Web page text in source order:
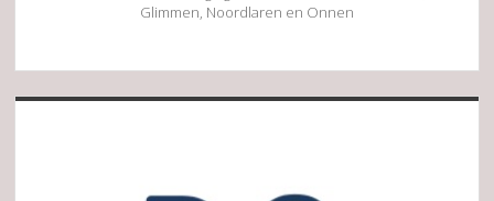
Glimmen, Noordlaren en Onnen